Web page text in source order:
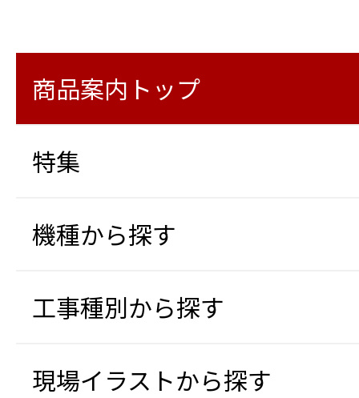
商品案内トップ
特集
機種から探す
工事種別から探す
現場イラストから探す